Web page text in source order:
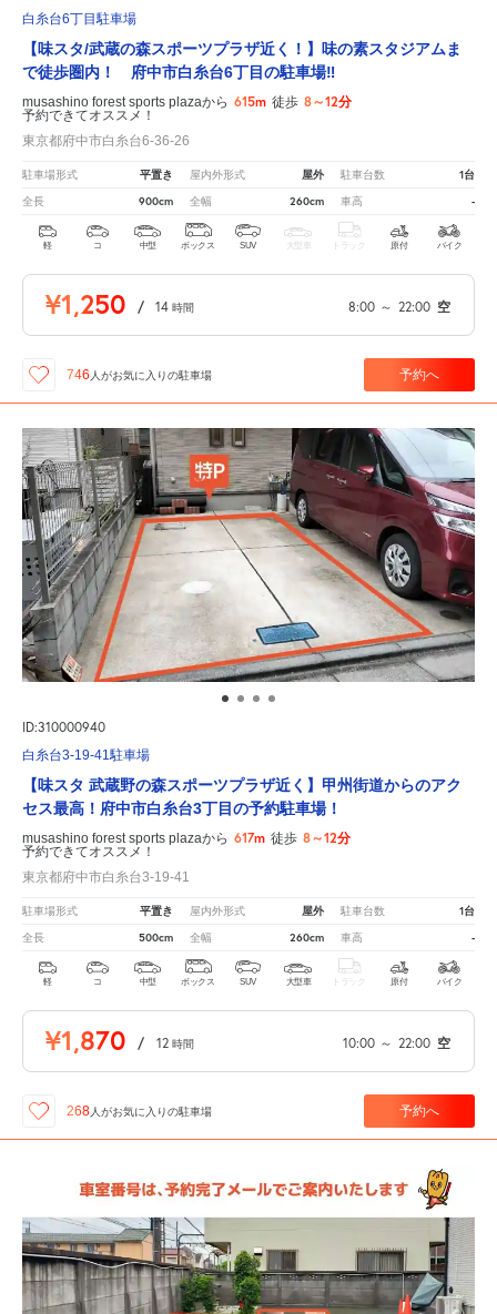
白糸台6丁目駐車場
【味スタ/武蔵の森スポーツプラザ近く！】味の素スタジアムま
で徒歩圏内！ 府中市白糸台6丁目の駐車場‼
musashino forest sports plazaから 615m 徒歩 8～12分
予約できてオススメ！
東京都府中市白糸台6-36-26
駐車場形式 平置き 屋内外形式 屋外 駐車台数 1台
全長 900cm 全幅 260cm 車高 -
軽 コ 中型 ボックス SUV 大型車 トラック 原付 バイク
¥1,250 / 14 時間 8:00 ～ 22:00 空
746 人がお気に入りの駐車場 予約へ
ID:310000940
白糸台3-19-41駐車場
【味スタ 武蔵野の森スポーツプラザ近く】甲州街道からのアク
セス最高！府中市白糸台3丁目の予約駐車場！
musashino forest sports plazaから 617m 徒歩 8～12分
予約できてオススメ！
東京都府中市白糸台3-19-41
駐車場形式 平置き 屋内外形式 屋外 駐車台数 1台
全長 500cm 全幅 260cm 車高 -
軽 コ 中型 ボックス SUV 大型車 トラック 原付 バイク
¥1,870 / 12 時間 10:00 ～ 22:00 空
268人がお気に入りの駐車場 予約へ